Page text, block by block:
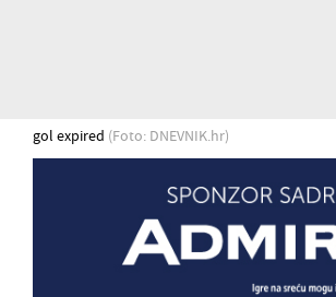
gol expired (Foto: DNEVNIK.hr)